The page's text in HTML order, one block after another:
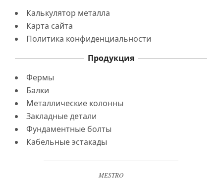
Калькулятор металла
Карта сайта
Политика конфиденциальности
Продукция
Фермы
Балки
Металлические колонны
Закладные детали
Фундаментные болты
Кабельные эстакады
MESTRO